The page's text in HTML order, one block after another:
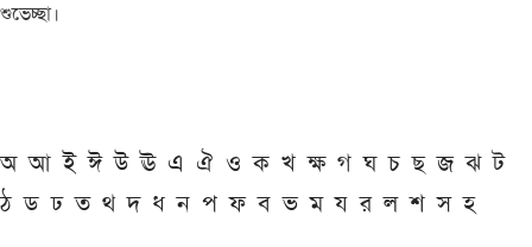
শুভেচ্ছা।
অ আ ই ঈ উ ঊ এ ঐ ও ক খ ক্ষ গ ঘ চ ছ জ ঝ ট
ঠ ড ঢ ত থ দ ধ ন প ফ ব ভ ম য র ল শ স হ